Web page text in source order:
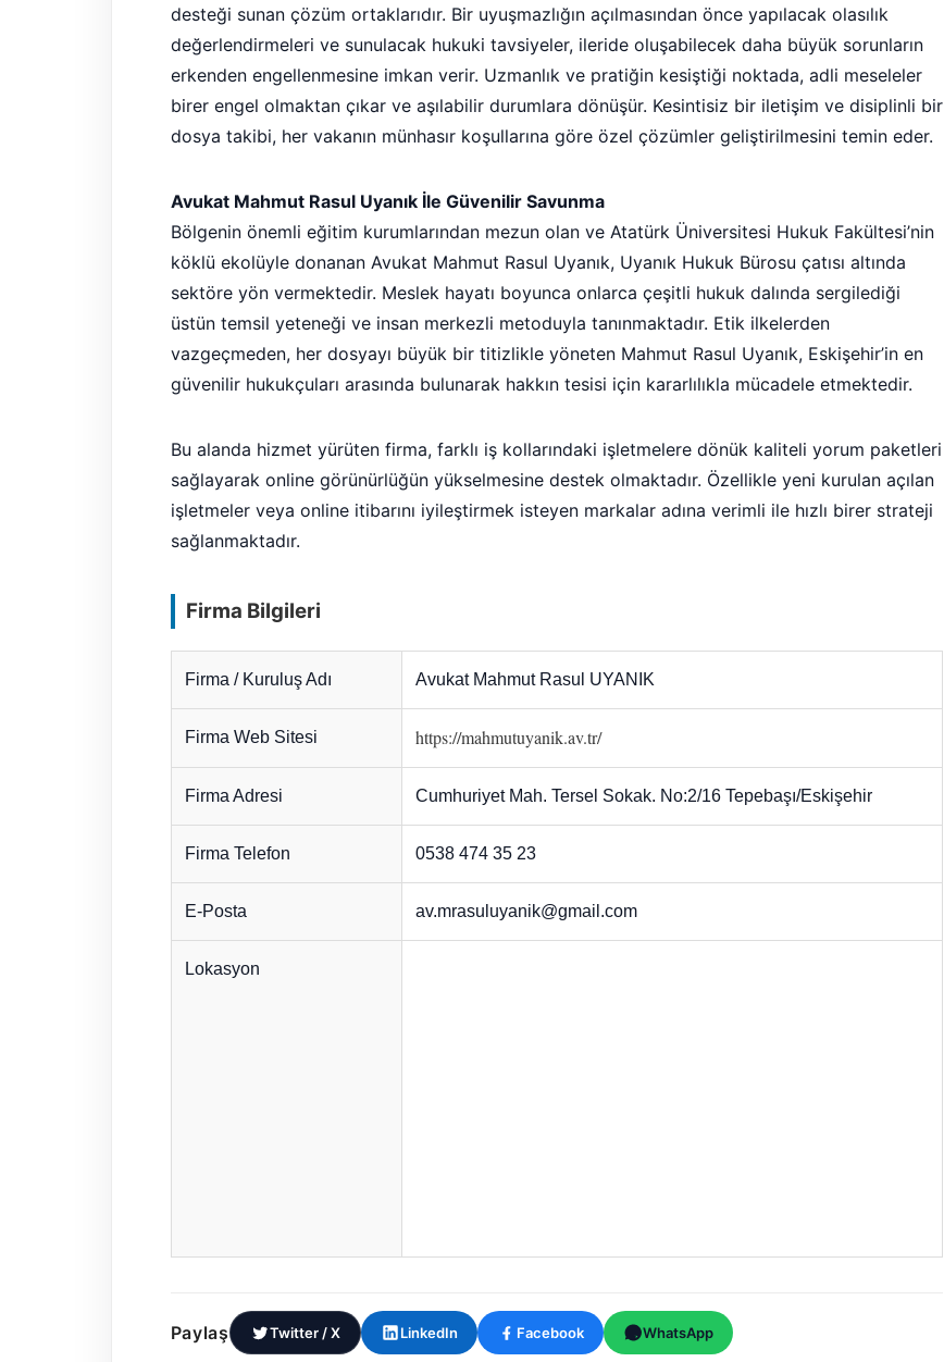
desteği sunan çözüm ortaklarıdır. Bir uyuşmazlığın açılmasından önce yapılacak olasılık
değerlendirmeleri ve sunulacak hukuki tavsiyeler, ileride oluşabilecek daha büyük sorunların
erkenden engellenmesine imkan verir. Uzmanlık ve pratiğin kesiştiği noktada, adli meseleler
birer engel olmaktan çıkar ve aşılabilir durumlara dönüşür. Kesintisiz bir iletişim ve disiplinli bir
dosya takibi, her vakanın münhasır koşullarına göre özel çözümler geliştirilmesini temin eder.
Avukat Mahmut Rasul Uyanık İle Güvenilir Savunma
Bölgenin önemli eğitim kurumlarından mezun olan ve Atatürk Üniversitesi Hukuk Fakültesi’nin
köklü ekolüyle donanan Avukat Mahmut Rasul Uyanık, Uyanık Hukuk Bürosu çatısı altında
sektöre yön vermektedir. Meslek hayatı boyunca onlarca çeşitli hukuk dalında sergilediği
üstün temsil yeteneği ve insan merkezli metoduyla tanınmaktadır. Etik ilkelerden
vazgeçmeden, her dosyayı büyük bir titizlikle yöneten Mahmut Rasul Uyanık, Eskişehir’in en
güvenilir hukukçuları arasında bulunarak hakkın tesisi için kararlılıkla mücadele etmektedir.
Bu alanda hizmet yürüten firma, farklı iş kollarındaki işletmelere dönük kaliteli yorum paketleri
sağlayarak online görünürlüğün yükselmesine destek olmaktadır. Özellikle yeni kurulan açılan
işletmeler veya online itibarını iyileştirmek isteyen markalar adına verimli ile hızlı birer strateji
sağlanmaktadır.
Firma Bilgileri
Firma / Kuruluş Adı Avukat Mahmut Rasul UYANIK
Firma Web Sitesi https://mahmutuyanik.av.tr/
Firma Adresi Cumhuriyet Mah. Tersel Sokak. No:2/16 Tepebaşı/Eskişehir
Firma Telefon 0538 474 35 23
E-Posta av.mrasuluyanik@gmail.com
Lokasyon
Paylaş Twitter / X LinkedIn Facebook WhatsApp